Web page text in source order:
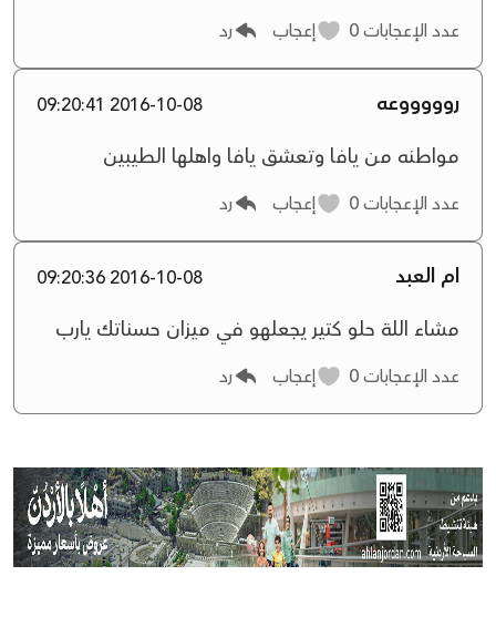
عدد الإعجابات إعجاب رد
روووووعه 2016-10-08 09:20:41
مواطنه من يافا وتعشق يافا واهلها الطيبين
عدد الإعجابات إعجاب رد
ام العبد 2016-10-08 09:20:36
مشاء اللة حلو كتير يجعلهو في ميزان حسناتك يارب
عدد الإعجابات إعجاب رد